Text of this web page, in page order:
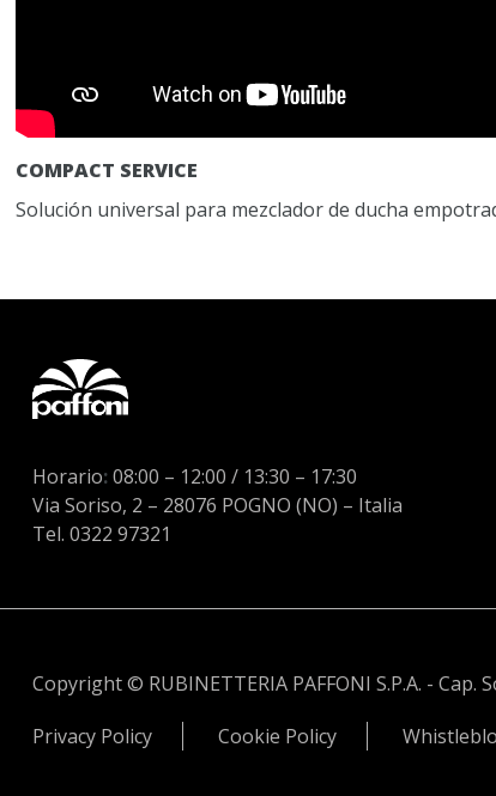
COMPACT SERVICE
Solución universal para mezclador de ducha
Horario:08:00 – 12:00 / 13:30 – 17:30
Via Soriso, 2 – 28076 POGNO (NO) – Italia
Tel. 0322 97321
Copyright © RUBINETTERIA PAFFONI S.P.A. - Cap.
Privacy Policy
Cookie Policy